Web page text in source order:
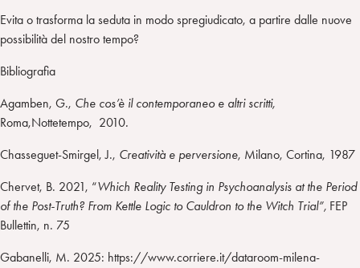
Evita o trasforma la seduta in modo spregiudicato, a partire dalle nuove
possibilità del nostro tempo?
Bibliografia
Agamben, G., Che cos’è il contemporaneo e altri scritti,
Roma,Nottetempo, 2010.
Chasseguet-Smirgel, J., Creatività e perversione, Milano, Cortina, 1987
Chervet, B. 2021, “Which Reality Testing in Psychoanalysis at the Period
of the Post-Truth? From Kettle Logic to Cauldron to the Witch Trial”, FEP
Bullettin, n. 75
Gabanelli, M. 2025: https://www.corriere.it/dataroom-milena-